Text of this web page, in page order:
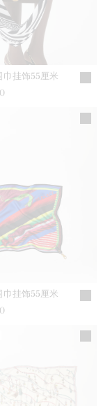
巾挂饰55厘米
巾挂饰55厘米